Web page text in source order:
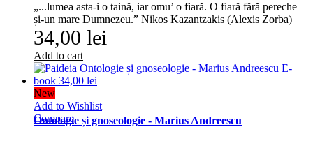
„...lumea asta-i o taină, iar omu’ o fiară. O fiară fără pereche
și-un mare Dumnezeu.” Nikos Kazantzakis (Alexis Zorba)
34,00 lei
Add to cart
New
Add to Wishlist
Compare
Ontologie și gnoseologie - Marius Andreescu